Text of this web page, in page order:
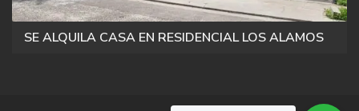
SE ALQUILA CASA EN RESIDENCIAL LOS ALAMOS